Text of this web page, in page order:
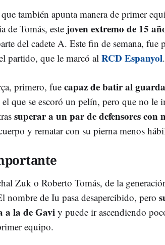
también apunta manera de primer
de Tomás, este joven extremo de 15
del cadete A. Este fin de semana, fue
partido, que le marcó al RCD Espanyol.
primero, fue capaz de batir al
el que se escoró un pelín, pero que no le
superar a un par de defensores con
y rematar con su pierna menos
Zuk o Roberto Tomás, de la
nombre de Iu pasa desapercibido, pero
a la de Gavi y puede ir ascendiendo
equipo.